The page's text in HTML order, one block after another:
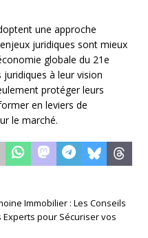
une approche
juridiques sont mieux
globale du 21e
à leur vision
protéger leurs
en leviers de
le marché.
Immobilier : Les Conseils
pour Sécuriser vos